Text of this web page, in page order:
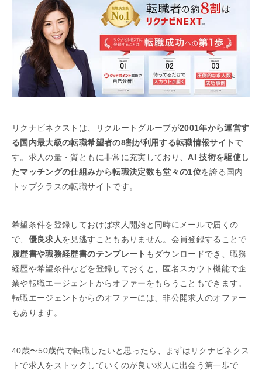
リクナビネクストは、リクルートグループが2001年から運営す
る国内最大級の転職希望者の8割が利用する転職情報サイト で
す。求人の量・質ともに非常に充実しており、AI 技術を駆使し
たマッチングの仕組みから転職決定数も堂々の1位を誇る国内
トップクラスの転職サイトです。
希望条件を登録しておけば求人開始と同時にメールで届くの
で、 優良求人を見逃すこともありません。会員登録することで
履歴書や職務経歴書のテンプレート もダウンロードでき、職務
経歴や希望条件などを登録しておくと、匿名スカウト機能で企
業や転職エージェントからオファーをもらうこともできます。
転職エージェントからのオファーには、非公開求人のオファー
もあります。
40歳〜50歳代で転職したいと思ったら、まずはリクナビネクス
トで求人をストックしていくのが良い求人に出会う第一歩で